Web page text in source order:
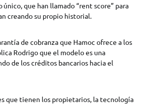
que han llamado “rent score” para
creando su propio historial.
de cobranza que Hamoc ofrece a los
Rodrigo que el modelo es una
de los créditos bancarios hacia el
que tienen los propietarios, la tecnología